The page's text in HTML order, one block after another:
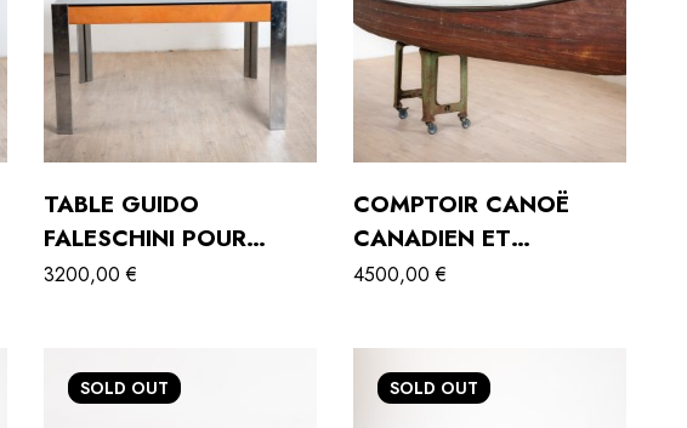
TABLE GUIDO
FALESCHINI POUR
MARIANI, ITALIE, 1970
3200,00€
COMPTOIR CANOË
CANADIEN ET
MÉTHACRYLATE
4500,00€
SOLD OUT SOLD OUT